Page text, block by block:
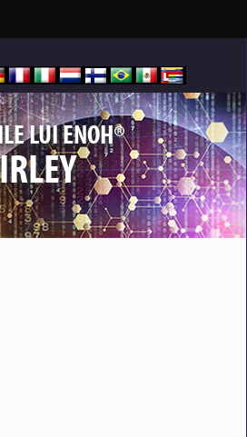
LUI ENOH®